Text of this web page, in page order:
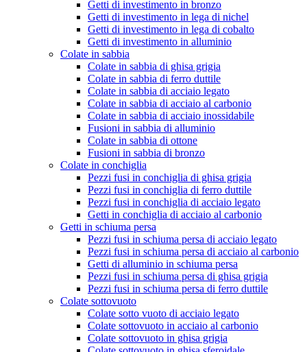
Getti di investimento in bronzo
Getti di investimento in lega di nichel
Getti di investimento in lega di cobalto
Getti di investimento in alluminio
Colate in sabbia
Colate in sabbia di ghisa grigia
Colate in sabbia di ferro duttile
Colate in sabbia di acciaio legato
Colate in sabbia di acciaio al carbonio
Colate in sabbia di acciaio inossidabile
Fusioni in sabbia di alluminio
Colate in sabbia di ottone
Fusioni in sabbia di bronzo
Colate in conchiglia
Pezzi fusi in conchiglia di ghisa grigia
Pezzi fusi in conchiglia di ferro duttile
Pezzi fusi in conchiglia di acciaio legato
Getti in conchiglia di acciaio al carbonio
Getti in schiuma persa
Pezzi fusi in schiuma persa di acciaio legato
Pezzi fusi in schiuma persa di acciaio al carbonio
Getti di alluminio in schiuma persa
Pezzi fusi in schiuma persa di ghisa grigia
Pezzi fusi in schiuma persa di ferro duttile
Colate sottovuoto
Colate sotto vuoto di acciaio legato
Colate sottovuoto in acciaio al carbonio
Colate sottovuoto in ghisa grigia